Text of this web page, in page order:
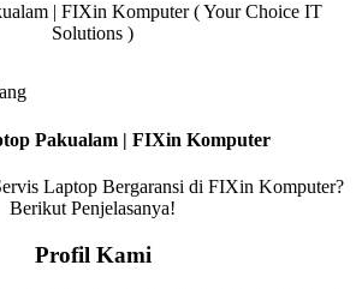
| FIXin Komputer ( Your Choice IT
Solutions )
Pakualam | FIXin Komputer
Laptop Bergaransi di FIXin Komputer?
Berikut Penjelasanya!
Profil Kami